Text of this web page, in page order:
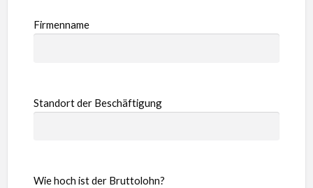
Firmenname
Standort der Beschäftigung
Wie hoch ist der Bruttolohn?